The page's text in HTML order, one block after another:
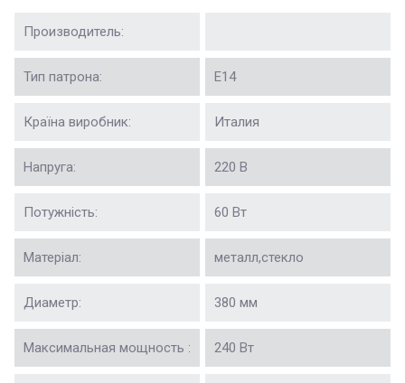
Производитель:
Тип патрона: Е14
Країна виробник: Италия
Напруга: 220 В
Потужність: 60 Вт
Матеріал: металл,стекло
Диаметр: 380 мм
Максимальная мощность : 240 Вт